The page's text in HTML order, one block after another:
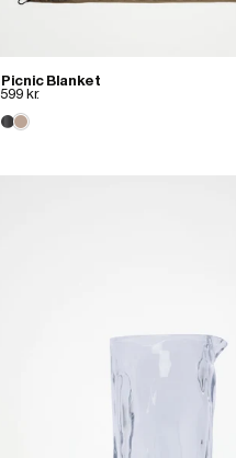
Picnic Blanket
599 kr.